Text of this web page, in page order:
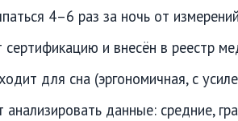
4–6 раз за ночь от
и внесён в реестр
для сна (эргономичная, с
данные: средние,